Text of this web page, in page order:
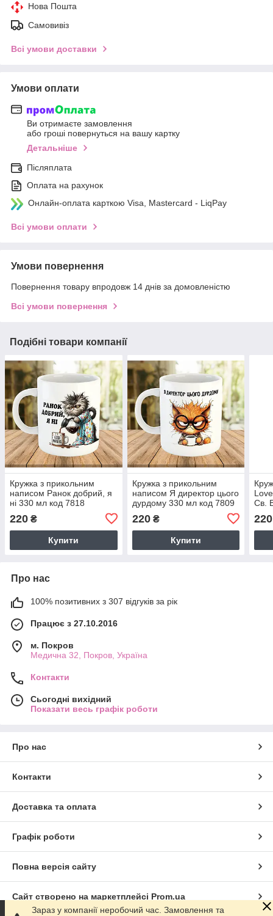
Нова Пошта
Самовивіз
Всі умови доставки
Умови оплати
Ви отримаєте замовлення
або гроші повернуться на вашу картку
Детальніше
Післяплата
Оплата на рахунок
Онлайн-оплата карткою Visa, Mastercard - LiqPay
Всі умови оплати
Умови повернення
Повернення товару впродовж 14 днів за домовленістю
Всі умови повернення
Подібні товари компанії
Кружка з прикольним
написом Ранок добрий, я
ні 330 мл код 7818
220 ₴
Купити
Кружка з прикольним
написом Я директор цього
дурдому 330 мл код 7809
220₴
Купити
Св.
220
Про нас
100% позитивних з 307 відгуків за рік
Працює з 27.10.2016
м. Покров
Медична 32, Покров, Україна
Контакти
Сьогодні вихідний
Показати весь графік роботи
Про нас
Контакти
Доставка та оплата
Графік роботи
Повна версія сайту
Сайт створено на маркетплейсі Prom.ua
Зараз у компанії неробочий час. Замовлення та